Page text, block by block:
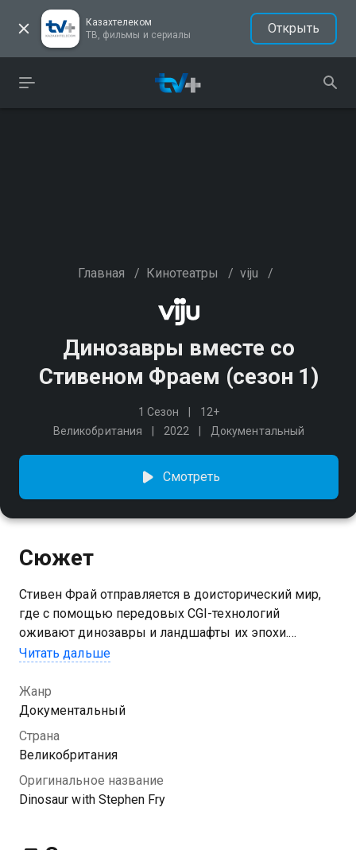
Казахтелеком
ТВ, фильмы и сериалы
Открыть
Главная / Кинотеатры / viju /
Динозавры вместе со
Стивеном Фраем (сезон 1)
1 Сезон
12+
Великобритания
2022 Документальный
Смотреть
Сюжет
Стивен Фрай отправляется в доисторический мир,
где с помощью передовых CGI-технологий
оживают динозавры и ландшафты их эпохи.
Гиперреалистичная среда на 360 градусов
позволяя исследовать поведение древних существ
и экосистемы Земли, исчезнувшие миллионы лет
назад.
Посмотреть онлайн 1 сезон сериала Динозавры
вместе со Стивеном Фраем вы можете совершенно
бесплатно в хорошем HD качестве на Казахтелеком
Читать дальше
Жанр
Документальный
Страна
Великобритания
Оригинальное название
Dinosaur with Stephen Fry